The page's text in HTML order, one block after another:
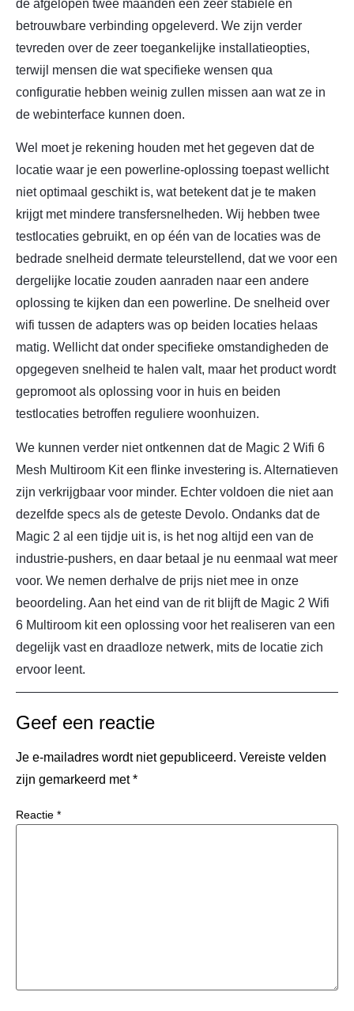
de afgelopen twee maanden een zeer stabiele en
betrouwbare verbinding opgeleverd. We zijn verder
tevreden over de zeer toegankelijke installatieopties,
terwijl mensen die wat specifieke wensen qua
configuratie hebben weinig zullen missen aan wat ze in
de webinterface kunnen doen.
Wel moet je rekening houden met het gegeven dat de
locatie waar je een powerline-oplossing toepast wellicht
niet optimaal geschikt is, wat betekent dat je te maken
krijgt met mindere transfersnelheden. Wij hebben twee
testlocaties gebruikt, en op één van de locaties was de
bedrade snelheid dermate teleurstellend, dat we voor een
dergelijke locatie zouden aanraden naar een andere
oplossing te kijken dan een powerline. De snelheid over
wifi tussen de adapters was op beiden locaties helaas
matig. Wellicht dat onder specifieke omstandigheden de
opgegeven snelheid te halen valt, maar het product wordt
gepromoot als oplossing voor in huis en beiden
testlocaties betroffen reguliere woonhuizen.
We kunnen verder niet ontkennen dat de Magic 2 Wifi 6
Mesh Multiroom Kit een flinke investering is. Alternatieven
zijn verkrijgbaar voor minder. Echter voldoen die niet aan
dezelfde specs als de geteste Devolo. Ondanks dat de
Magic 2 al een tijdje uit is, is het nog altijd een van de
industrie-pushers, en daar betaal je nu eenmaal wat meer
voor. We nemen derhalve de prijs niet mee in onze
beoordeling. Aan het eind van de rit blijft de Magic 2 Wifi
6 Multiroom kit een oplossing voor het realiseren van een
degelijk vast en draadloze netwerk, mits de locatie zich
ervoor leent.
Geef een reactie
Je e-mailadres wordt niet gepubliceerd. Vereiste velden
zijn gemarkeerd met*
Reactie *